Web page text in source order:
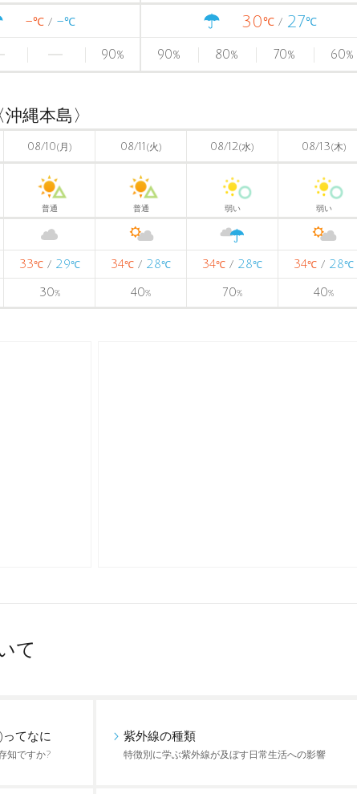
-℃ -℃ 30℃ 27℃
90% 90% 80% 70% 60%
縄本島〉
08/10(月) 08/11 (火) 08/12(水) 08/13(木)
普通 普通 弱い 弱い
33℃/ 29℃ 34℃ / 28℃ 34℃ / 28℃ 34℃ / 28℃
30% 40% 70% 40%
て
てなに
知ですか?
紫外線の種類
特徴別に学ぶ紫外線が及ぼす日常生活への影響